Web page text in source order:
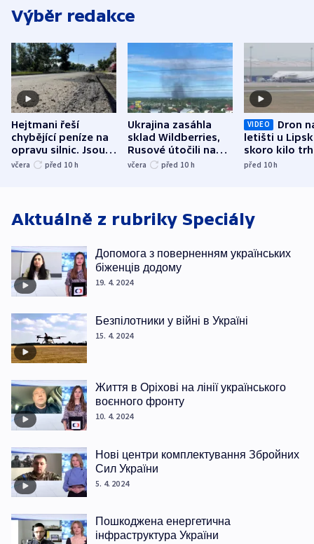
Výběr redakce
Hejtmani řeší
chybějící peníze na
opravu silnic. Jsou
nenárokové, namítá
včera před 10 h
Ukrajina zasáhla
sklad Wildberries,
Rusové útočili na
trh, hasiče či
včera před 10 h
VIDEO
Dron
letišti u
skoro kilo
indicie
před 10h
Aktuálně z rubriky Speciály
Допомога з поверненням українських
біженців додому
19. 4. 2024
Безпілотники у війні в Україні
15. 4. 2024
Життя в Оріхові на лінії українського
воєнного фронту
10. 4. 2024
Нові центри комплектування Збройних
Сил України
5. 4. 2024
Пошкоджена енергетична
інфраструктура України